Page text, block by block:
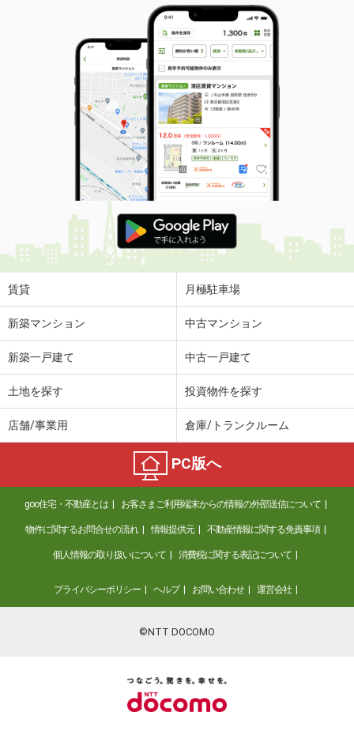
賃貸 月極駐車場
新築マンション 中古マンション
新築一戸建て 中古一戸建て
土地を探す 投資物件を探す
店舗/事業用 倉庫/トランクルーム
PC版へ
goo住宅・不動産とは お客さまご利用端末からの情報の外部送信について
物件に関するお問合せの流れ 情報提供元 不動産情報に関する免責事項
個人情報の取り扱いについて 消費税に関する表記について
プライバシーポリシー ヘルプ お問い合わせ 運営会社
©NTT DOCOMO